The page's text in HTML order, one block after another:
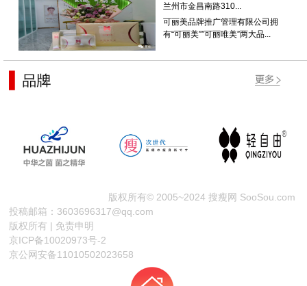
兰州市金昌南路310...
可丽美品牌推广管理有限公司拥
有“可丽美””可丽唯美”两大品...
版权所有© 2005~2024 搜瘦网 SooSou.com
投稿邮箱：3603696317@qq.com
版权所有 | 免责申明
京ICP备10020973号-2
京公网安备11010502023658